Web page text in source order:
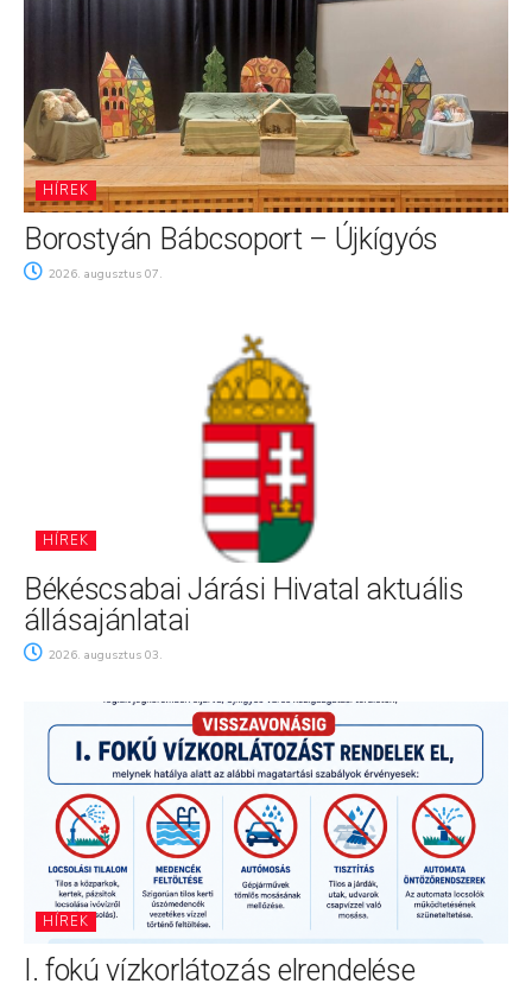
HÍREK
Borostyán Bábcsoport – Újkígyós
2026. augusztus 07.
HÍREK
Békéscsabai Járási Hivatal aktuális
állásajánlatai
2026. augusztus 03.
HÍREK
I. fokú vízkorlátozás elrendelése